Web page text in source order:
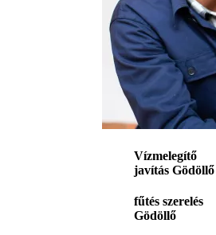
Vízmelegítő
javítás Gödöllő
fűtés szerelés
Gödöllő